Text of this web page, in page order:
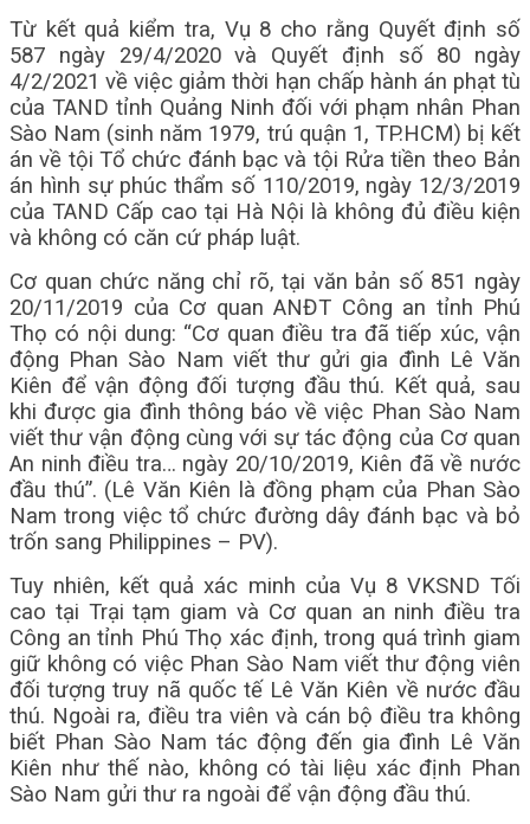
Từ kết quả kiểm tra, Vụ 8 cho rằng Quyết định số
587 ngày 29/4/2020 và Quyết định số 80 ngày
4/2/2021 về việc giảm thời hạn chấp hành án phạt tù
của TAND tỉnh Quảng Ninh đối với phạm nhân Phan
Sào Nam (sinh năm 1979, trú quận 1, TP.HCM) bị kết
án về tội Tổ chức đánh bạc và tội Rửa tiền theo Bản
án hình sự phúc thẩm số 110/2019, ngày 12/3/2019
của TAND Cấp cao tại Hà Nội là không đủ điều kiện
và không có căn cứ pháp luật.
Cơ quan chức năng chỉ rõ, tại văn bản số 851 ngày
20/11/2019 của Cơ quan ANĐT Công an tỉnh Phú
Thọ có nội dung: “Cơ quan điều tra đã tiếp xúc, vận
động Phan Sào Nam viết thư gửi gia đình Lê Văn
Kiên để vận động đối tượng đầu thú. Kết quả, sau
khi được gia đình thông báo về việc Phan Sào Nam
viết thư vận động cùng với sự tác động của Cơ quan
An ninh điều tra… ngày 20/10/2019, Kiên đã về nước
đầu thú”. (Lê Văn Kiên là đồng phạm của Phan Sào
Nam trong việc tổ chức đường dây đánh bạc và bỏ
trốn sang Philippines – PV).
Tuy nhiên, kết quả xác minh của Vụ 8 VKSND Tối
cao tại Trại tạm giam và Cơ quan an ninh điều tra
Công an tỉnh Phú Thọ xác định, trong quá trình giam
giữ không có việc Phan Sào Nam viết thư động viên
đối tượng truy nã quốc tế Lê Văn Kiên về nước đầu
thú. Ngoài ra, điều tra viên và cán bộ điều tra không
biết Phan Sào Nam tác động đến gia đình Lê Văn
Kiên như thế nào, không có tài liệu xác định Phan
Sào Nam gửi thư ra ngoài để vận động đầu thú.